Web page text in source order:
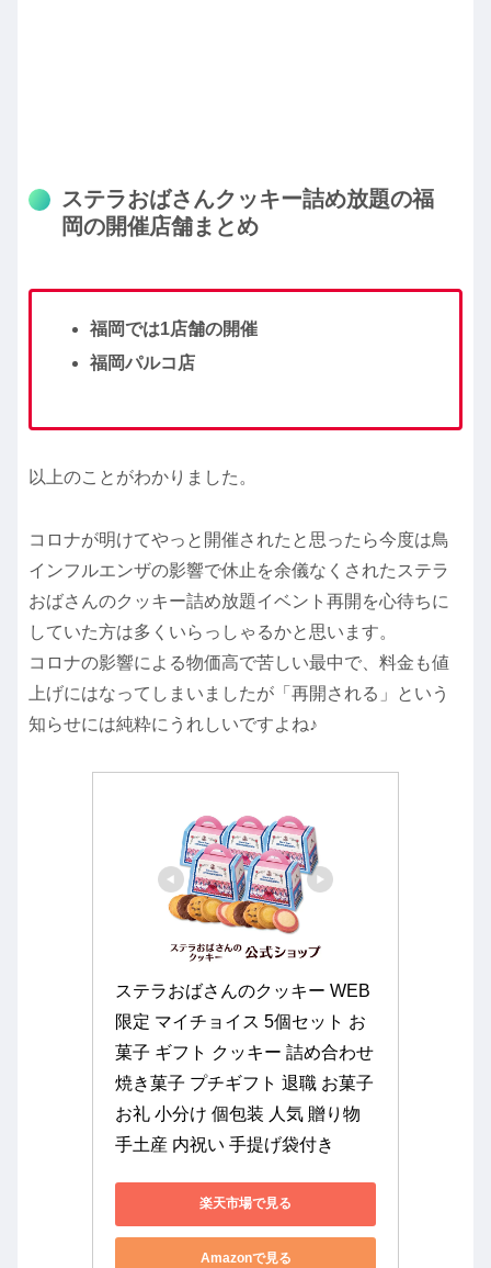
ステラおばさんクッキー詰め放題の福
岡の開催店舗まとめ
福岡では1店舗の開催
福岡パルコ店
以上のことがわかりました。
コロナが明けてやっと開催されたと思ったら今度は鳥
インフルエンザの影響で休止を余儀なくされたステラ
おばさんのクッキー詰め放題イベント再開を心待ちに
していた方は多くいらっしゃるかと思います。
コロナの影響による物価高で苦しい最中で、料金も値
上げにはなってしまいましたが「再開される」という
知らせには純粋にうれしいですよね♪
ステラおばさんのクッキー WEB
限定 マイチョイス 5個セット お
菓子 ギフト クッキー 詰め合わせ
焼き菓子 プチギフト 退職 お菓子
お礼 小分け 個包装 人気 贈り物
手土産 内祝い 手提げ袋付き
楽天市場で見る
Amazonで見る